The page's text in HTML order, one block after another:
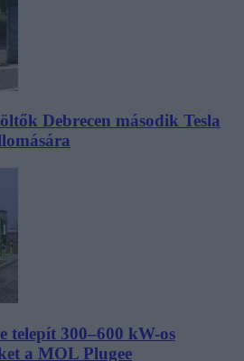
Debrecen második Tesla
telepít 300–600 kW-os
a MOL Plugee